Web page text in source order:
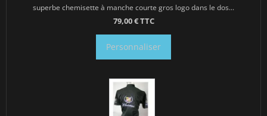
superbe chemisette à manche courte gros logo dans le dos...
79,00 € TTC
Personnaliser